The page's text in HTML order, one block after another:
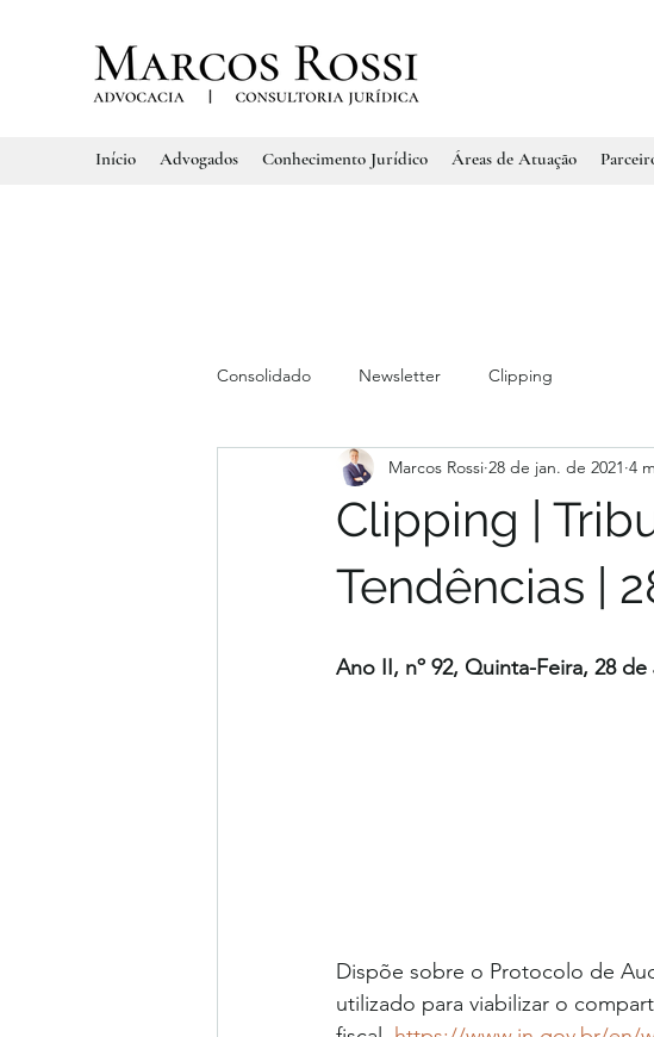
Início Advogados Conhecimento Jurídico Áreas de Atuação
Consolidado Newsletter Clipping
Clipping |
Tendências |
Marcos Rossi 28 de jan. de 2021 4
Ano II, nº 92, Quinta-Feira, 28 de
Dispõe sobre o Protocolo de
utilizado para viabilizar o